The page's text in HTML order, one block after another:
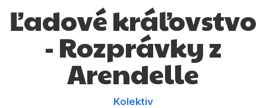
Poézia
Populárno - náučné pre deti
Predškoláci
Výchova a pedagogika
Ľadové kráľovstvo
- Rozprávky z
Arendelle
Kolektiv